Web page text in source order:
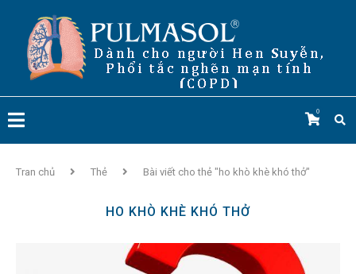
0
Tran chủ Thẻ Bài viết cho thẻ "ho khò khè khó thở"
HO KHÒ KHÈ KHÓ THỞ